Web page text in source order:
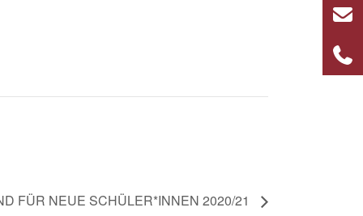
FÜR NEUE SCHÜLER*INNEN 2020/21